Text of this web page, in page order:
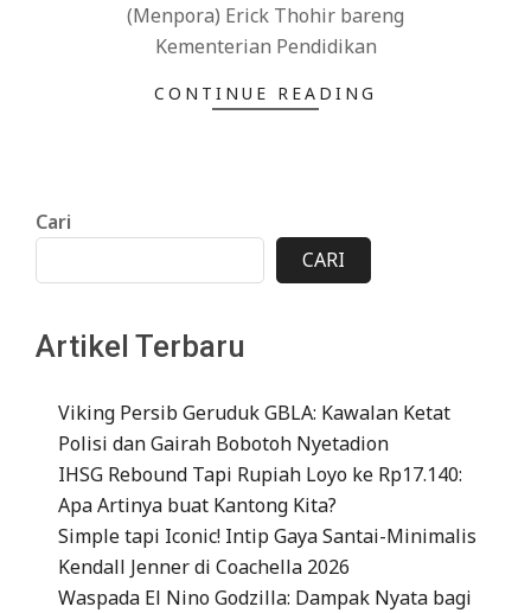
(Menpora) Erick Thohir bareng
Kementerian Pendidikan
CONTINUE READING
Cari
CARI
Artikel Terbaru
Viking Persib Geruduk GBLA: Kawalan Ketat
Polisi dan Gairah Bobotoh Nyetadion
IHSG Rebound Tapi Rupiah Loyo ke Rp17.140:
Apa Artinya buat Kantong Kita?
Simple tapi Iconic! Intip Gaya Santai-Minimalis
Kendall Jenner di Coachella 2026
Waspada El Nino Godzilla: Dampak Nyata bagi